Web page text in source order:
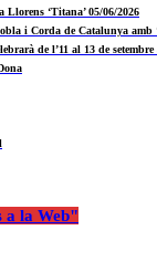
‘Titana’ 05/06/2026
i Corda de Catalunya
de l’11 al 13 de
a la Web"